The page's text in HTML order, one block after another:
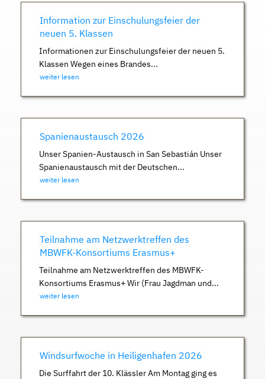
Information zur Einschulungsfeier der
neuen 5. Klassen
Informationen zur Einschulungsfeier der neuen 5.
Klassen Wegen eines Brandes...
weiter lesen
Spanienaustausch 2026
Unser Spanien-Austausch in San Sebastián Unser
Spanienaustausch mit der Deutschen...
weiter lesen
Teilnahme am Netzwerktreffen des
MBWFK-Konsortiums Erasmus+
Teilnahme am Netzwerktreffen des MBWFK-
Konsortiums Erasmus+ Wir (Frau Jagdman und...
weiter lesen
Windsurfwoche in Heiligenhafen 2026
Die Surffahrt der 10. Klässler Am Montag ging es